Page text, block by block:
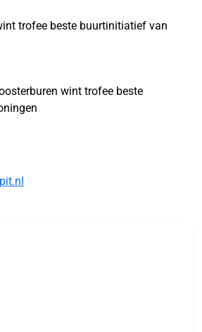
trofee beste buurtinitiatief van
wint trofee beste